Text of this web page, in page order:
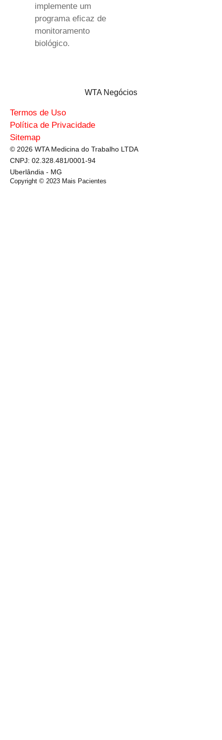
implemente um
programa eficaz de
monitoramento
biológico.
WTA Negócios
Termos de Uso
Política de Privacidade
Sitemap
© 2026 WTA Medicina do Trabalho LTDA
CNPJ: 02.328.481/0001-94
Uberlândia - MG
Copyright © 2023 Mais Pacientes